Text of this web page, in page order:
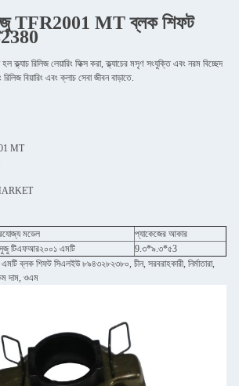
TFR2001 MT ব্লক শিফট
হল ক্ল্যাচ রিলিজ লেয়ারিং ফিক্স করা, ক্ল্যাচের মসৃণ সংযুক্তি এবং নরম বিচ্ছেদ
বিয়ারিং এবং ক্লাচ সেবা জীবন বাড়াতে.
MT
মডেল
প্যাকেজের আকার
টিএফআর২০০১ এমটি
9.৩*৯.৩*৫3
ব্লক শিফট সিএলইউ ৮৯৪৩২৮২৩৮০, চীন, সরবরাহকারী, নির্মাতারা,
দাম, ওএম